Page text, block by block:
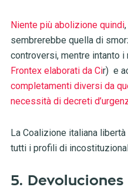
Niente più abolizione quindi
sembrerebbe quella di
controversi, mentre intanto i
Frontex elaborati da Cir) e
completamenti diversi da
necessità di decreti
La Coalizione italiana
tutti i profili di
5.